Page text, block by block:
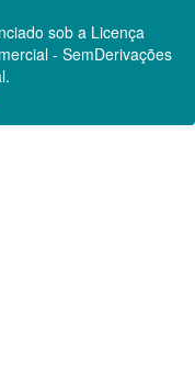
sob a Licença
- SemDerivações